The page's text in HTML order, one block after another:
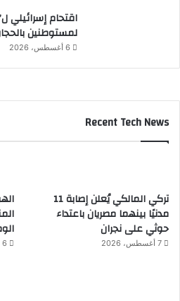
اقتحام إسرائيلي
لمستوطنين
6 أغسطس، 2026
Recent Tech News
تركي المالكي يُعلن إصابة 11
مدنيًا بينهما مصريان باعتداء
حوثي على نجران
7 أغسطس، 2026 6 أغسطس، 2026